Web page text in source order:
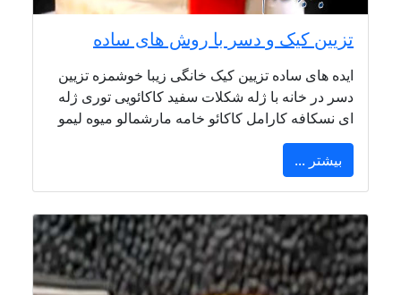
تزیین کیک و دسر با روش های ساده
ایده های ساده تزیین کیک خانگی زیبا خوشمزه تزیین
دسر در خانه با ژله شکلات سفید کاکائویی توری ژله
ای نسکافه کارامل کاکائو خامه مارشمالو میوه لیمو
بیشتر ...